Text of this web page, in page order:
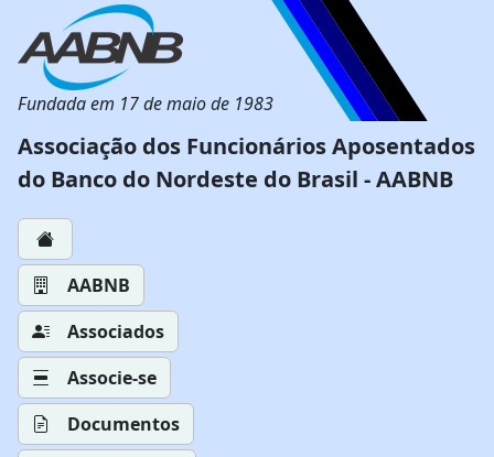
Fundada em 17 de maio de 1983
Associação dos Funcionários Aposentados
do Banco do Nordeste do Brasil - AABNB
AABNB
Associados
Associe-se
Documentos